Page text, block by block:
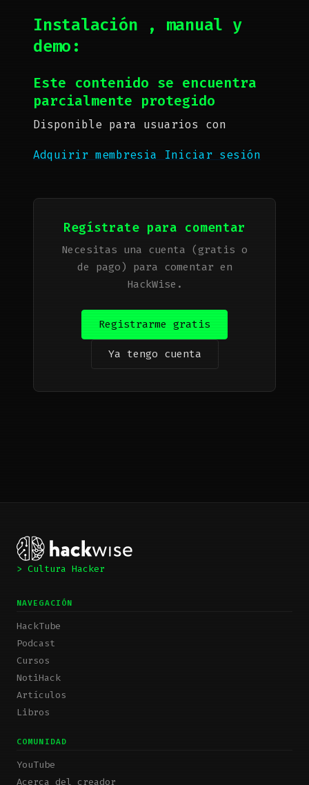
Instalación , manual y
demo:
Este contenido se encuentra
parcialmente protegido
Disponible para usuarios con
Adquirir membresia Iniciar sesión
Regístrate para comentar
Necesitas una cuenta (gratis o
de pago) para comentar en
HackWise.
Registrarme gratis
Ya tengo cuenta
> Cultura Hacker
NAVEGACIÓN
HackTube
Podcast
Cursos
NotiHack
Artículos
Libros
COMUNIDAD
YouTube
Acerca del creador